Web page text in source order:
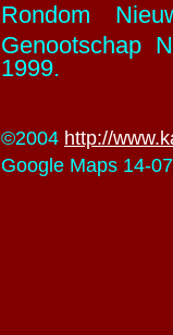
Rondom
Genootschap
1999.
©2004 http://
Google Maps 14-